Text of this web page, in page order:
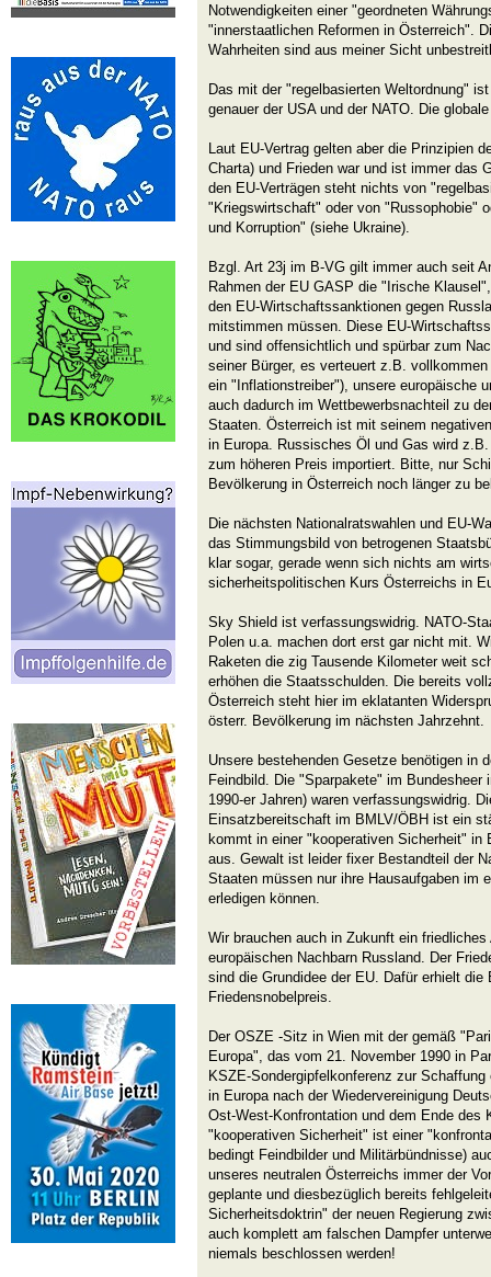
Notwendigkeiten einer "geordneten
"innerstaatlichen Reformen in Österreich".
Wahrheiten sind aus meiner Sicht
Das mit der "regelbasierten Weltordnung"
genauer der USA und der NATO. Die
Laut EU-Vertrag gelten aber die Prinzipien
Charta) und Frieden war und ist immer das
den EU-Verträgen steht nichts von
"Kriegswirtschaft" oder von "Russophobie"
und Korruption" (siehe Ukraine).
Bzgl. Art 23j im B-VG gilt immer auch seit
Rahmen der EU GASP die "Irische
den EU-Wirtschaftssanktionen gegen
mitstimmen müssen. Diese EU-
und sind offensichtlich und spürbar zum
seiner Bürger, es verteuert z.B.
ein "Inflationstreiber"), unsere europäische
auch dadurch im Wettbewerbsnachteil zu
Staaten. Österreich ist mit seinem
in Europa. Russisches Öl und Gas wird
zum höheren Preis importiert. Bitte, nur
Bevölkerung in Österreich noch länger zu
Die nächsten Nationalratswahlen und EU-
das Stimmungsbild von betrogenen
klar sogar, gerade wenn sich nichts am
sicherheitspolitischen Kurs Österreichs in
Sky Shield ist verfassungswidrig. NATO-
Polen u.a. machen dort erst gar nicht mit.
Raketen die zig Tausende Kilometer weit
erhöhen die Staatsschulden. Die bereits
Österreich steht hier im eklatanten
österr. Bevölkerung im nächsten Jahrzehnt.
Unsere bestehenden Gesetze benötigen in
Feindbild. Die "Sparpakete" im
1990-er Jahren) waren verfassungswidrig.
Einsatzbereitschaft im BMLV/ÖBH ist ein
kommt in einer "kooperativen Sicherheit" in
aus. Gewalt ist leider fixer Bestandteil der
Staaten müssen nur ihre Hausaufgaben im
erledigen können.
Wir brauchen auch in Zukunft ein
europäischen Nachbarn Russland. Der
sind die Grundidee der EU. Dafür erhielt die
Friedensnobelpreis.
Der OSZE -Sitz in Wien mit der gemäß
Europa", das vom 21. November 1990 in
KSZE-Sondergipfelkonferenz zur
in Europa nach der Wiedervereinigung
Ost-West-Konfrontation und dem Ende des
"kooperativen Sicherheit" ist einer
bedingt Feindbilder und Militärbündnisse)
unseres neutralen Österreichs immer der
geplante und diesbezüglich bereits
Sicherheitsdoktrin" der neuen Regierung
auch komplett am falschen Dampfer
niemals beschlossen werden!